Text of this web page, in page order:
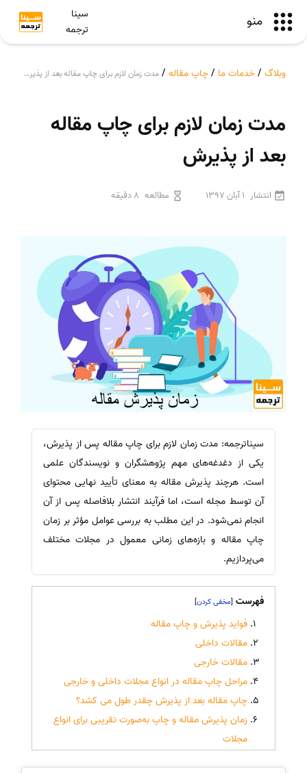
منو
سینا
ترجمه
وبلاگ /خدمات ما /چاپ مقاله / مدت زمان لازم برای چاپ مقاله بعد از پذیرش
مدت زمان لازم برای چاپ مقاله
بعد از پذیرش
انتشار 1 آبان 1397 مطالعه 8 دقیقه
سیناترجمه: مدت زمان لازم برای چاپ مقاله پس از پذیرش،
یکی از دغدغه‌های مهم پژوهشگران و نویسندگان علمی
است. هرچند پذیرش مقاله به معنای تأیید نهایی محتوای
آن توسط مجله است، اما فرآیند انتشار بلافاصله پس از آن
انجام نمی‌شود. در این مطلب به بررسی عوامل مؤثر بر زمان
چاپ مقاله و بازه‌های زمانی معمول در مجلات مختلف
می‌پردازیم.
فهرست [
]
فواید پذیرش و چاپ مقاله
مقالات داخلی
مقالات خارجی
مراحل چاپ مقاله در انواع مجلات داخلی و خارجی
چاپ مقاله بعد از پذیرش چقدر طول می کشد؟
زمان پذیرش مقاله و چاپ به‌صورت تقریبی برای انواع
مجلات